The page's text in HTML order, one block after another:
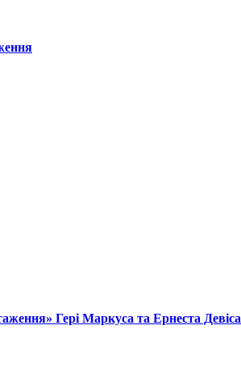
Гері Маркуса та Ернеста Девіса